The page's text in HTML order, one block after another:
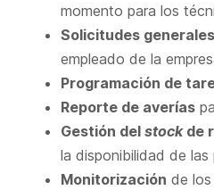
momento para los
Solicitudes
empleado de la
Programación de
Reporte de averías
Gestión del stock de
la disponibilidad de las
Monitorización de